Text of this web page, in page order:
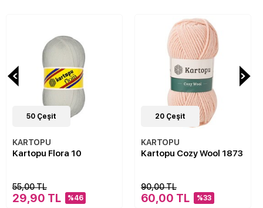
50 Çeşit
KARTOPU
Kartopu Flora 10
55,00 TL
29,90 TL %46
20 Çeşit
KARTOPU
Kartopu Cozy Wool 1873
90,00 TL
60,00 TL %33